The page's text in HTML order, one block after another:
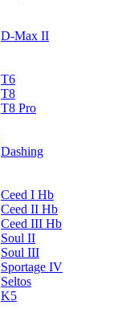
D-Max II
T6
T8
T8 Pro
Dashing
Ceed I Hb
Ceed II Hb
Ceed III Hb
Soul II
Soul III
Sportage IV
Seltos
K5